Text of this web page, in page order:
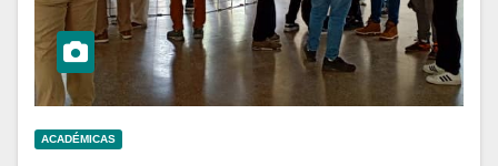
ACADÉMICAS